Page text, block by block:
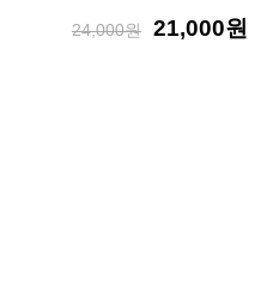
24,000원 21,000원